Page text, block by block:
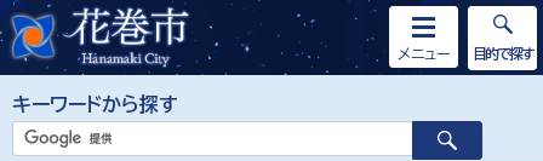
キーワードから探す
メニュー 目的で探す